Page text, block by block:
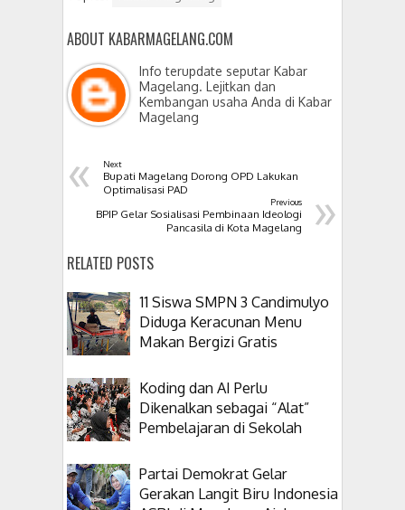
ABOUT KABARMAGELANG.COM
Info terupdate seputar Kabar
Magelang. Lejitkan dan
Kembangan usaha Anda di Kabar
Magelang
« Next
Bupati Magelang Dorong OPD Lakukan
Optimalisasi PAD
»
Previous
BPIP Gelar Sosialisasi Pembinaan Ideologi
Pancasila di Kota Magelang
RELATED POSTS
11 Siswa SMPN 3 Candimulyo
Diduga Keracunan Menu
Makan Bergizi Gratis
Koding dan AI Perlu
Dikenalkan sebagai “Alat”
Pembelajaran di Sekolah
Partai Demokrat Gelar
Gerakan Langit Biru Indonesia